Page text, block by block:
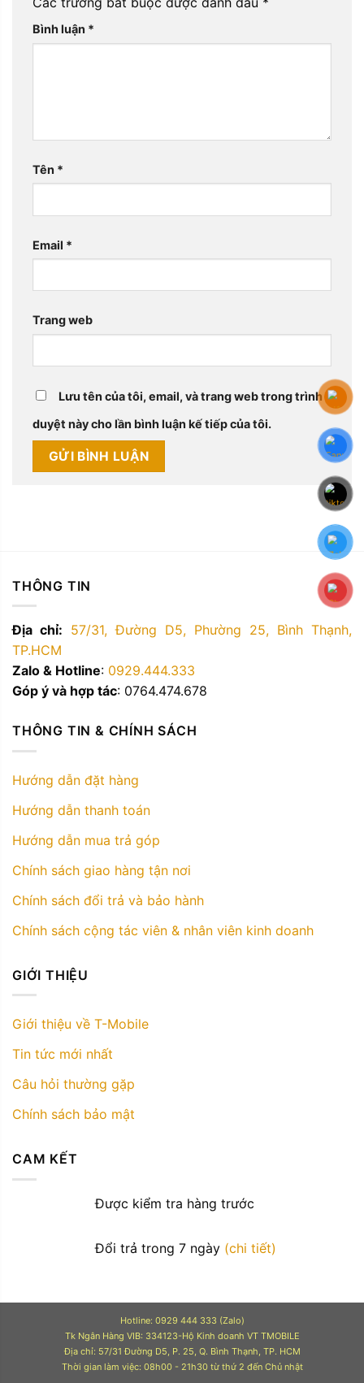
Bình luận *
Tên *
Email *
Trang web
Lưu tên của tôi, email, và trang web trong trình
duyệt này cho lần bình luận kế tiếp của tôi.
THÔNG TIN
Địa chỉ: 57/31, Đường D5, Phường 25, Bình Thạnh,
TP.HCM
Zalo & Hotline: 0929.444.333
Góp ý và hợp tác: 0764.474.678
THÔNG TIN & CHÍNH SÁCH
Hướng dẫn đặt hàng
Hướng dẫn thanh toán
Hướng dẫn mua trả góp
Chính sách giao hàng tận nơi
Chính sách đổi trả và bảo hành
Chính sách cộng tác viên & nhân viên kinh doanh
GIỚI THIỆU
Giới thiệu về T-Mobile
Tin tức mới nhất
Câu hỏi thường gặp
Chính sách bảo mật
CAM KẾT
Được kiểm tra hàng trước
Đổi trả trong 7 ngày (chi tiết)
Hotline: 0929 444 333 (Zalo)
Tk Ngân Hàng VIB: 334123-Hộ Kinh doanh VT TMOBILE
Địa chỉ: 57/31 Đường D5, P. 25, Q. Bình Thạnh, TP. HCM
Thời gian làm việc: 08h00 - 21h30 từ thứ 2 đến Chủ nhật